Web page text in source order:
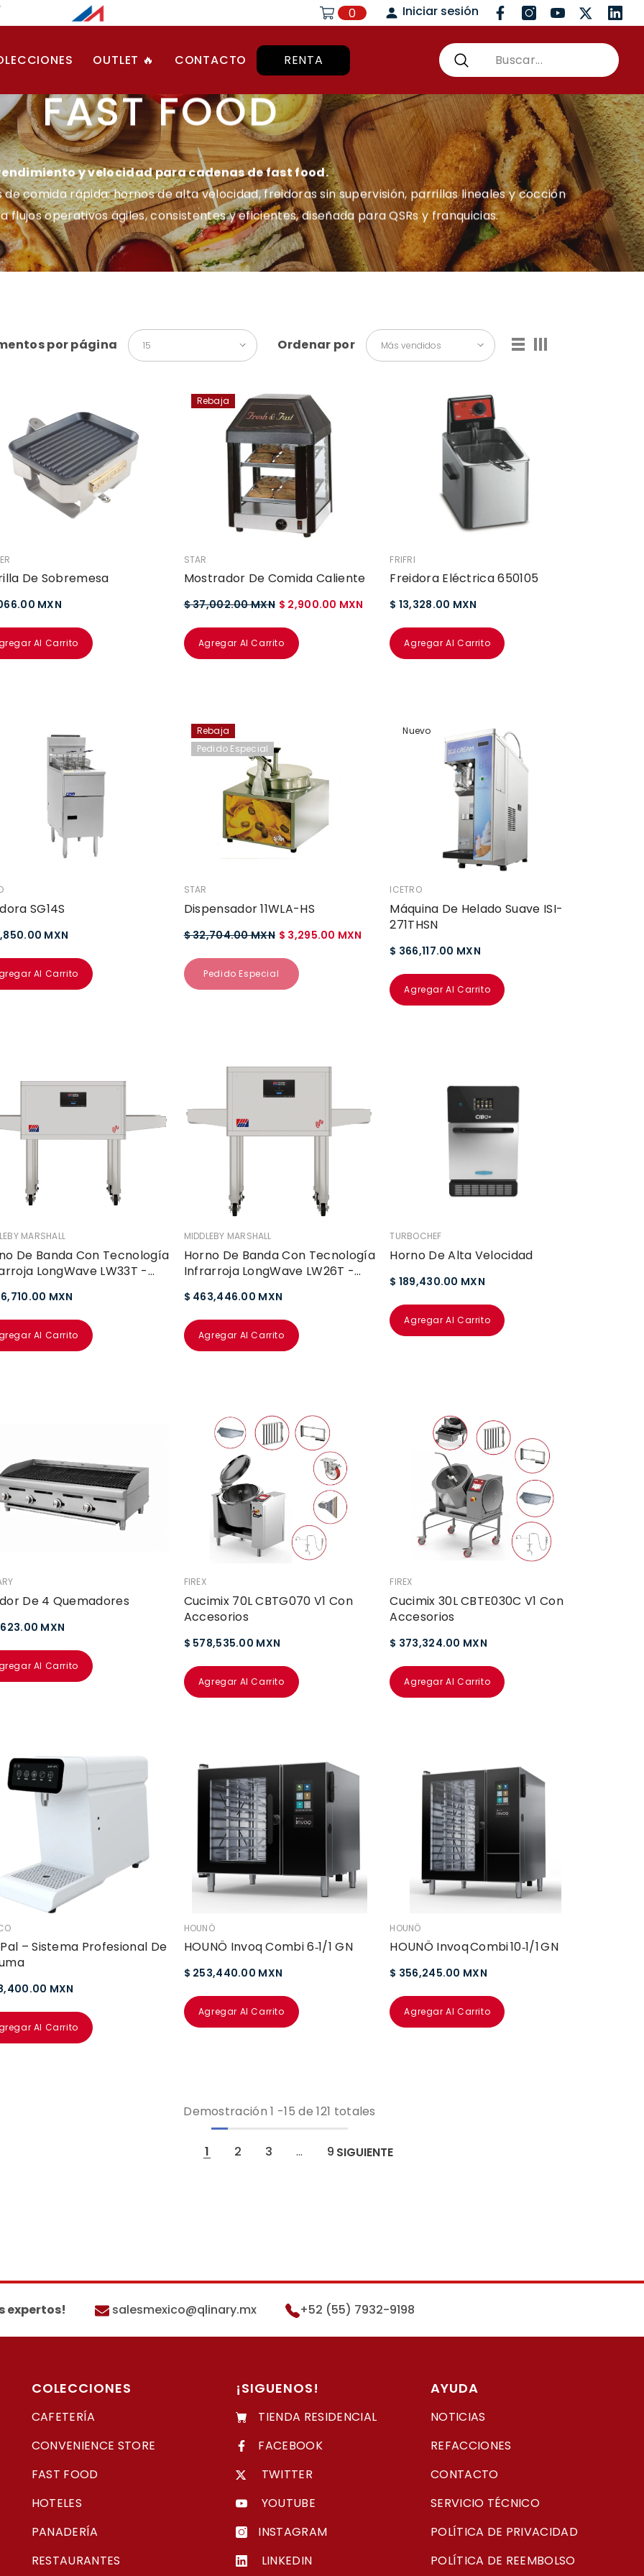
Carro
0
0
item
Iniciar sesión
Facebook
Instagram
YouTubeTwitterVimeo
OUTLET 🔥 CONTACTO RENTA
FAST FOOD
y velocidad para cadenas de fast food.
comida rápida: hornos de alta velocidad, freidoras sin supervisión, parrillas lineales y cocción
operativos ágiles, consistentes y eficientes, diseñada para QSRs y franquicias.
por página 15 Ordenar por Más vendidos
De Sobremesa
MXN
Al Carrito
Rebaja
VENDEDOR:
STAR
Mostrador De Comida Caliente
$ 37,002.00 MXN $ 2,900.00 MXN
Agregar Al Carrito
VENDEDOR:
FRIFRI
Freidora Eléctrica 650105
$ 13,328.00 MXN
Agregar Al Carrito
SG14S
MXN
Al Carrito
Rebaja
Pedido Especial
VENDEDOR:
STAR
Dispensador 11WLA-HS
$ 32,704.00 MXN $ 3,295.00 MXN
Pedido Especial
Nuevo
VENDEDOR:
ICETRO
Máquina De Helado Suave ISI-
271THSN
$ 366,117.00 MXN
Agregar Al Carrito
MARSHALL
De Banda Con Tecnología
LongWave LW33T -
MXN
Al Carrito
VENDEDOR:
MIDDLEBY MARSHALL
Horno De Banda Con Tecnología
Infrarroja LongWave LW26T -
$ 463,446.00 MXN
Agregar Al Carrito
VENDEDOR:
TURBOCHEF
Horno De Alta Velocidad
$ 189,430.00 MXN
Agregar Al Carrito
De 4 Quemadores
MXN
Al Carrito
VENDEDOR:
FIREX
Cucimix 70L CBTG070 V1 Con
Accesorios
$ 578,535.00 MXN
Agregar Al Carrito
VENDEDOR:
FIREX
Cucimix 30L CBTE030C V1 Con
Accesorios
$ 373,324.00 MXN
Agregar Al Carrito
– Sistema Profesional De
MXN
Al Carrito
VENDEDOR:
HOUNÖ
HOUNÖ Invoq Combi 6‑1/1 GN
$ 253,440.00 MXN
Agregar Al Carrito
VENDEDOR:
HOUNÖ
HOUNÖ Invoq Combi 10‑1/1 GN
$ 356,245.00 MXN
Agregar Al Carrito
Demostración 1 -15 de 121 totales
1 2 3 … 9 SIGUIENTE
expertos! salesmexico@qlinary.mx +52 (55) 7932-9198
COLECCIONES
CAFETERÍA
CONVENIENCE STORE
FAST FOOD
HOTELES
PANADERÍA
RESTAURANTES
¡SIGUENOS!
TIENDA RESIDENCIAL
FACEBOOK
TWITTER
YOUTUBE
INSTAGRAM
LINKEDIN
AYUDA
NOTICIAS
REFACCIONES
CONTACTO
SERVICIO TÉCNICO
POLÍTICA DE PRIVACIDAD
POLÍTICA DE REEMBOLSO